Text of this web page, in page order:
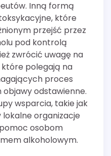
Inną formą
które
przejść przez
pod kontrolą
zwrócić uwagę na
polegają na
proces
odstawienne.
wsparcia, takie jak
organizacje
osobom
alkoholowym.